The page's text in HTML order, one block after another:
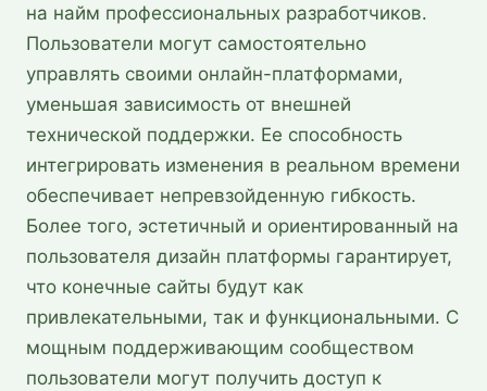
на найм профессиональных разработчиков.
Пользователи могут самостоятельно
управлять своими онлайн-платформами,
уменьшая зависимость от внешней
технической поддержки. Ее способность
интегрировать изменения в реальном времени
обеспечивает непревзойденную гибкость.
Более того, эстетичный и ориентированный на
пользователя дизайн платформы гарантирует,
что конечные сайты будут как
привлекательными, так и функциональными. С
мощным поддерживающим сообществом
пользователи могут получить доступ к